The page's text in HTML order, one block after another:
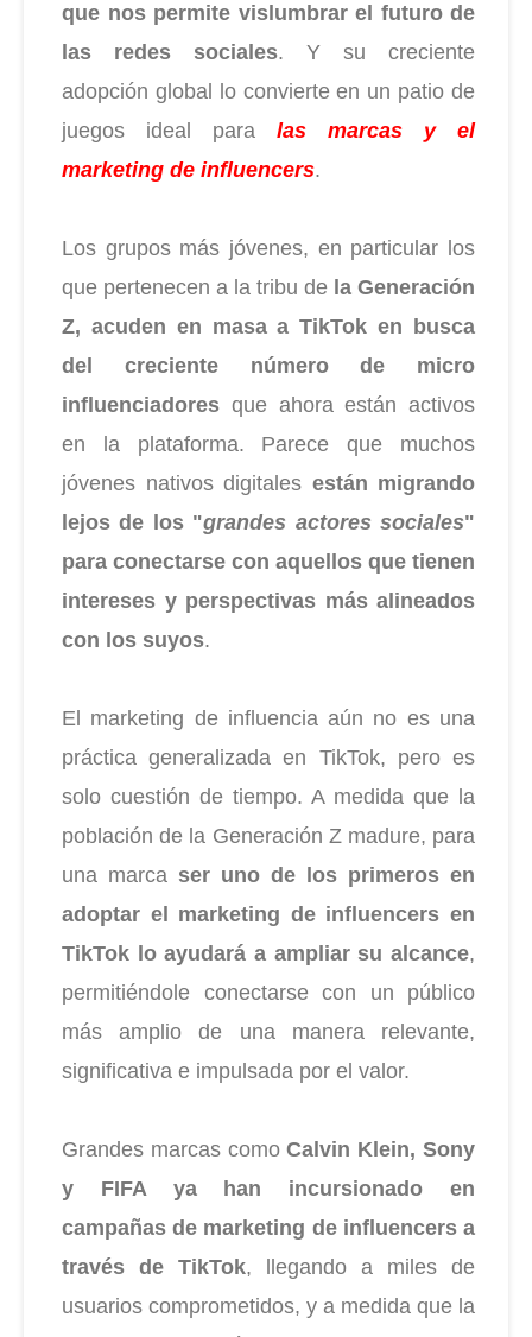
que nos permite vislumbrar el futuro de
las redes sociales. Y su creciente
adopción global lo convierte en un patio de
juegos ideal para
las marcas y el
marketing de influencers.
Los grupos más jóvenes, en particular los
que pertenecen a la tribu de la Generación
Z, acuden en masa a TikTok en busca
del creciente número de micro
influenciadores que ahora están activos
en la plataforma. Parece que muchos
jóvenes nativos digitales están migrando
lejos de los "grandes actores sociales"
para conectarse con aquellos que tienen
intereses y perspectivas más alineados
con los suyos.
El marketing de influencia aún no es una
práctica generalizada en TikTok, pero es
solo cuestión de tiempo. A medida que la
población de la Generación Z madure, para
una marca ser uno de los primeros en
adoptar el marketing de influencers en
TikTok lo ayudará a ampliar su alcance,
permitiéndole conectarse con un público
más amplio de una manera relevante,
significativa e impulsada por el valor.
Grandes marcas comoCalvin Klein, Sony
y FIFA ya han incursionado en
campañas de marketing de influencers a
través de TikTok, llegando a miles de
usuarios comprometidos, y a medida que la